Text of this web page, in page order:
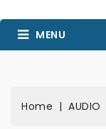
MENU
Home AUDIO